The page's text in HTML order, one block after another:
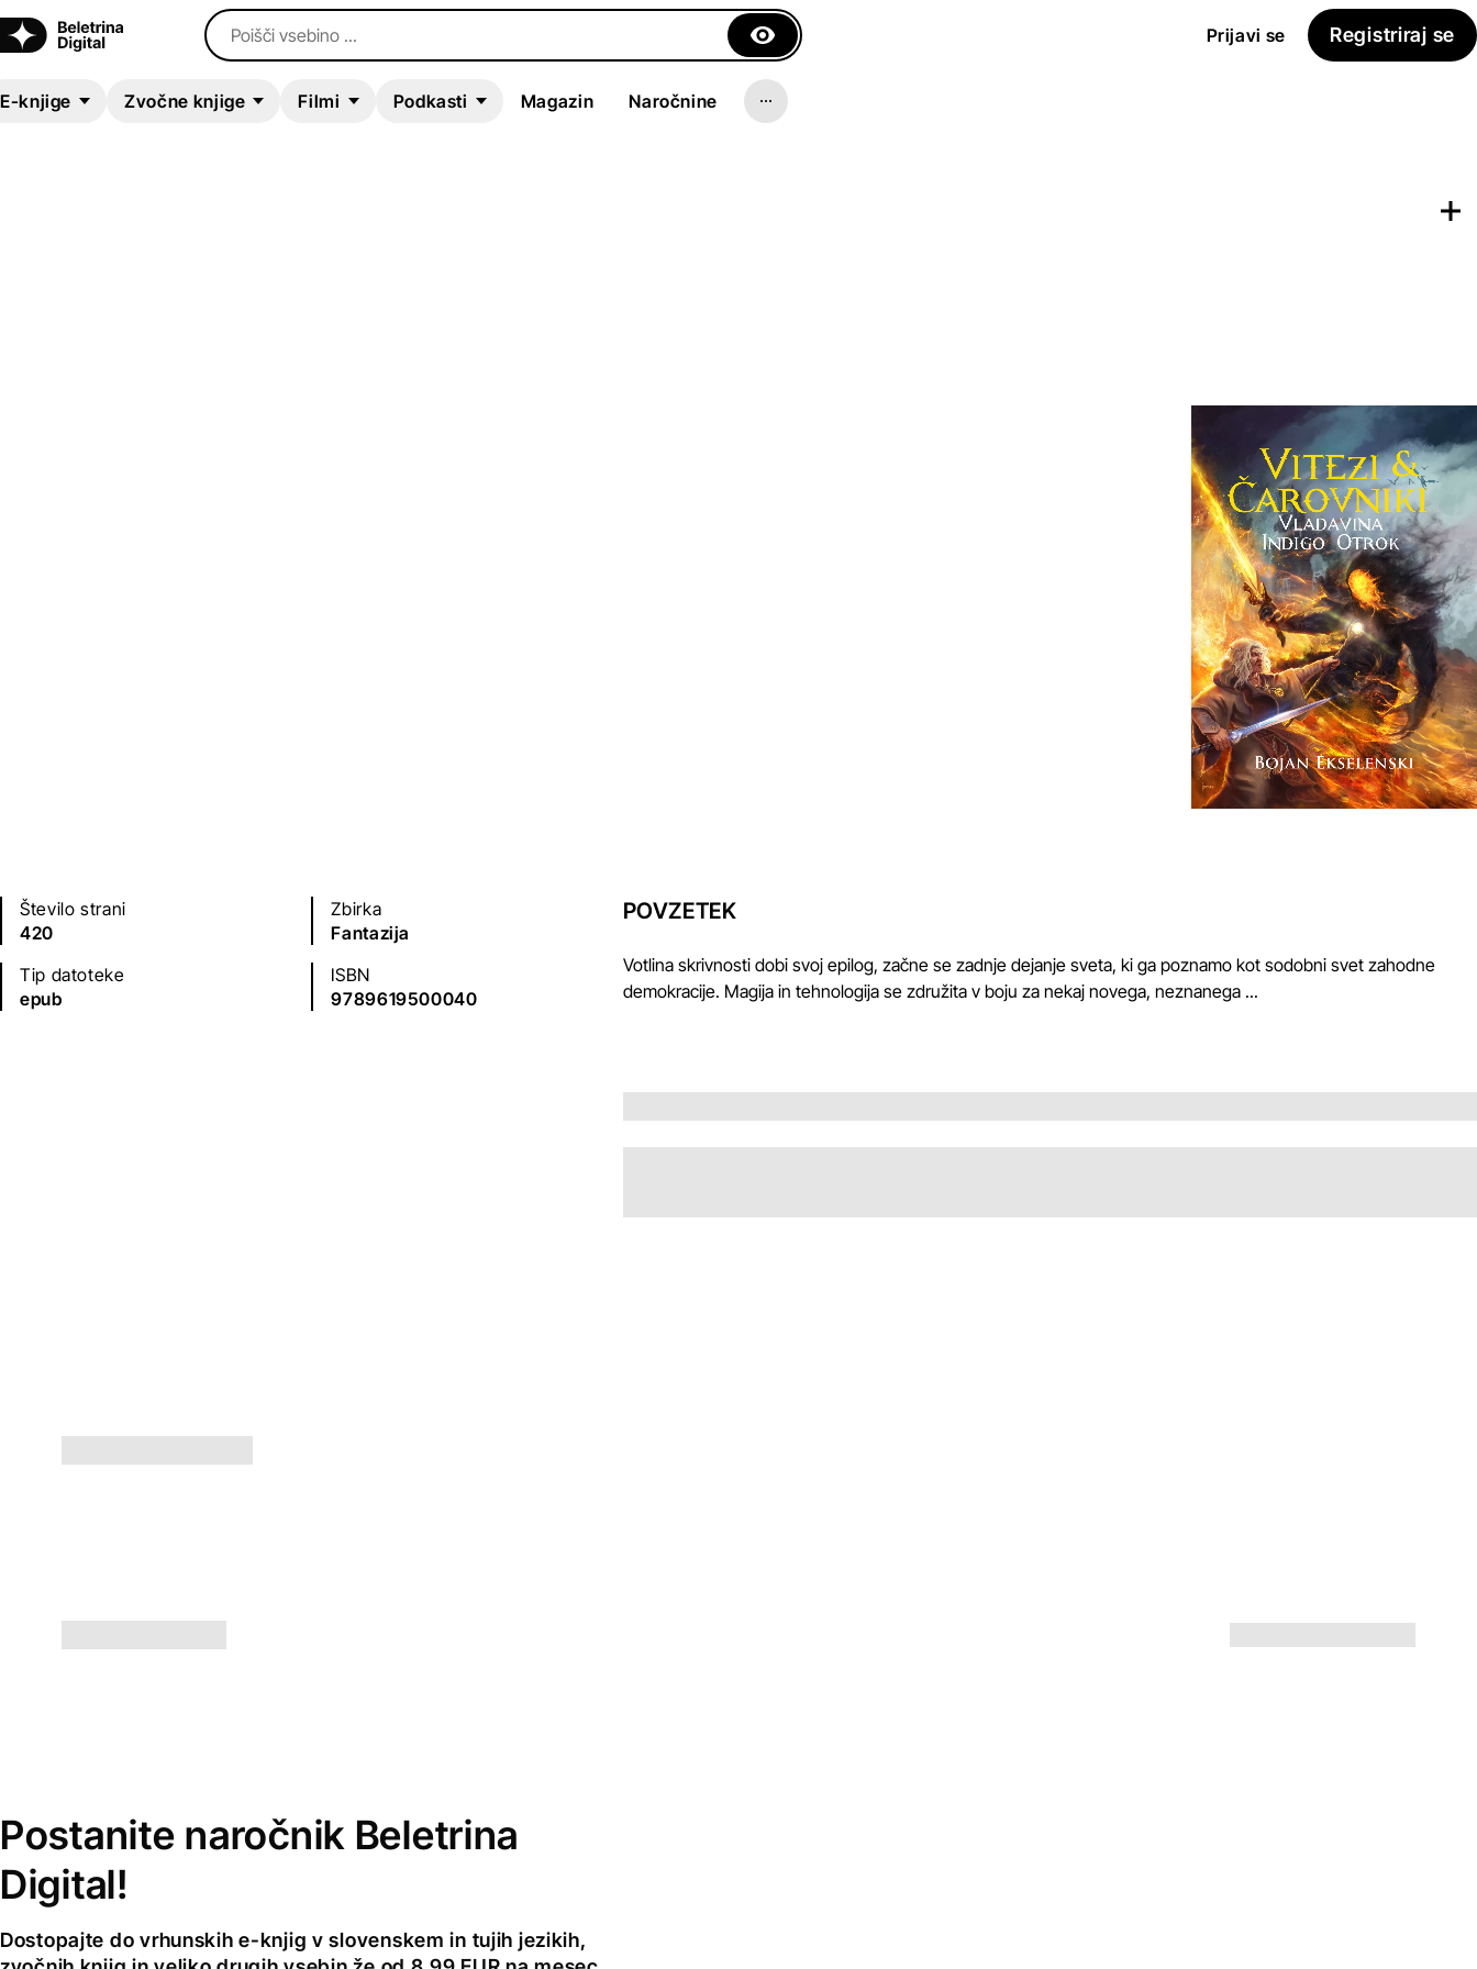
Poišči vsebino ... Prijavi se Registriraj se
E-knjige Zvočne knjige Filmi Podkasti Magazin Naročnine
Število strani
420
Zbirka
Fantazija
Tip datoteke
epub
ISBN
9789619500040
POVZETEK
Votlina skrivnosti dobi svoj epilog, začne se zadnje dejanje sveta, ki ga poznamo kot sodobni svet zahodne
demokracije. Magija in tehnologija se združita v boju za nekaj novega, neznanega ...
Postanite naročnik Beletrina
Digital!
Dostopajte do vrhunskih e-knjig v slovenskem in tujih jezikih,